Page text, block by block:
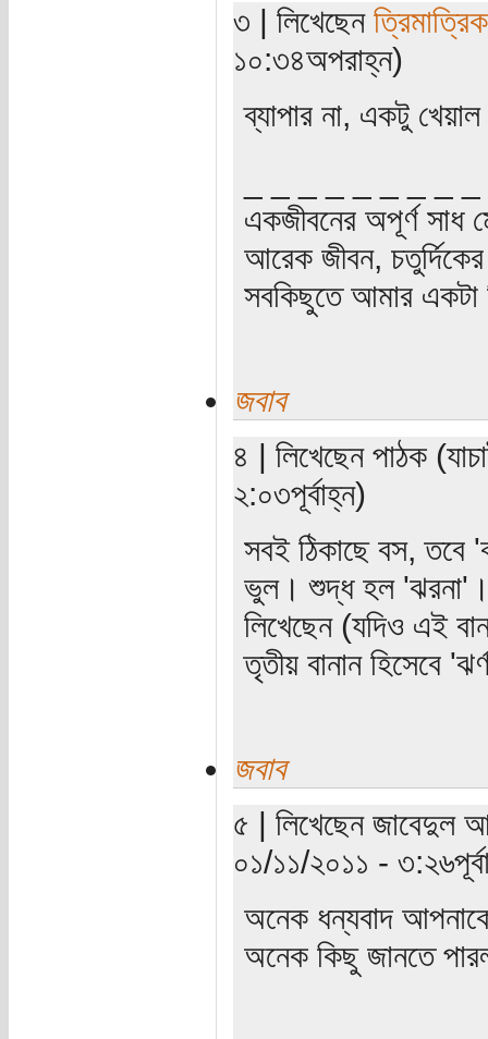
৩ | লিখেছেন
১০:৩৪অপরাহ্ন)
ব্যাপার না, একটু
একজীবনের অপূর্ণ সাধ
আরেক জীবন, চতুর্দিকের
সবকিছুতে আমার একটা
জবাব
৪ | লিখেছেন পাঠক
২:০৩পূর্বাহ্ন)
সবই ঠিকাছে বস, তবে
ভুল। শুদ্ধ হল 'ঝরনা'।
লিখেছেন (যদিও এই
তৃতীয় বানান হিসেবে
জবাব
৫ | লিখেছেন জাবেদুল
০১/১১/২০১১ -
অনেক ধন্যবাদ
অনেক কিছু জানতে